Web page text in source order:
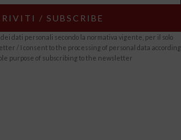
dati personali secondo la normativa vigente, per il solo
/ I consent to the processing of personal data according
purpose of subscribing to the newsletter